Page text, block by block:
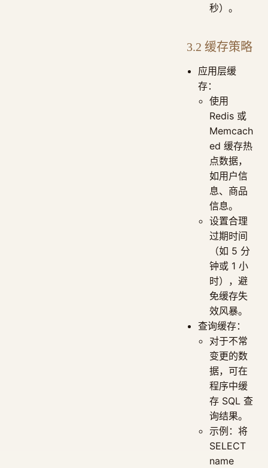
秒）。
3.2 缓存策略
应用层缓
存：
使用
Redis 或
Memcach
ed 缓存热
点数据，
如用户信
息、商品
信息。
设置合理
过期时间
（如 5 分
钟或 1 小
时），避
免缓存失
效风暴。
查询缓存：
对于不常
变更的数
据，可在
程序中缓
存 SQL 查
询结果。
示例：将
SELECT
name